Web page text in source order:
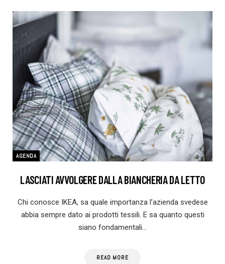
AGENDA
LASCIATI AVVOLGERE DALLA BIANCHERIA DA LETTO
Chi conosce IKEA, sa quale importanza l’azienda svedese
abbia sempre dato ai prodotti tessili. E sa quanto questi
siano fondamentali…
READ MORE